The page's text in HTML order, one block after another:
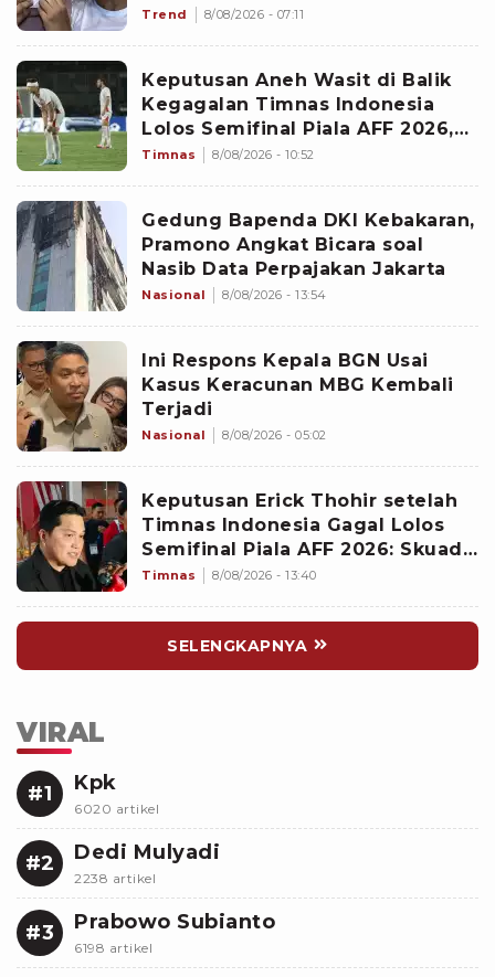
Trend 8/08/2026 - 07:11
Keputusan Aneh Wasit di Balik
Kegagalan Timnas Indonesia
Lolos Semifinal Piala AFF 2026,
Untungkan Singapura dan
Timnas 8/08/2026 - 10:52
Gedung Bapenda DKI Kebakaran,
Pramono Angkat Bicara soal
Nasib Data Perpajakan Jakarta
Nasional 8/08/2026 - 13:54
Ini Respons Kepala BGN Usai
Kasus Keracunan MBG Kembali
Terjadi
Nasional 8/08/2026 - 05:02
Keputusan Erick Thohir setelah
Timnas Indonesia Gagal Lolos
Semifinal Piala AFF 2026: Skuad
John Herdman Dievaluasi
Timnas 8/08/2026 - 13:40
SELENGKAPNYA
VIRAL
#1 Kpk
6020 artikel
#2 Dedi Mulyadi
2238 artikel
#3 Prabowo Subianto
6198 artikel